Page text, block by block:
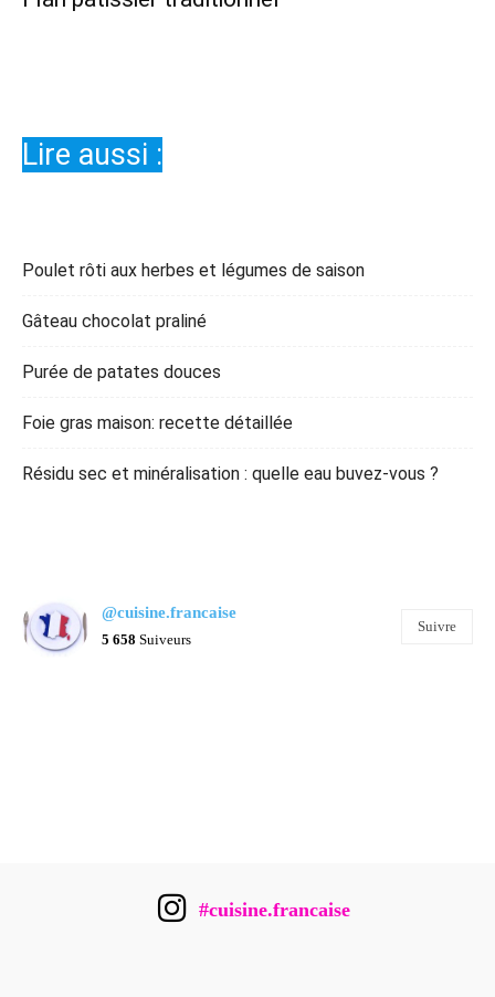
Lire aussi :
Poulet rôti aux herbes et légumes de saison
Gâteau chocolat praliné
Purée de patates douces
Foie gras maison: recette détaillée
Résidu sec et minéralisation : quelle eau buvez-vous ?
@cuisine.francaise
5 658 Suiveurs
Suivre
#cuisine.francaise